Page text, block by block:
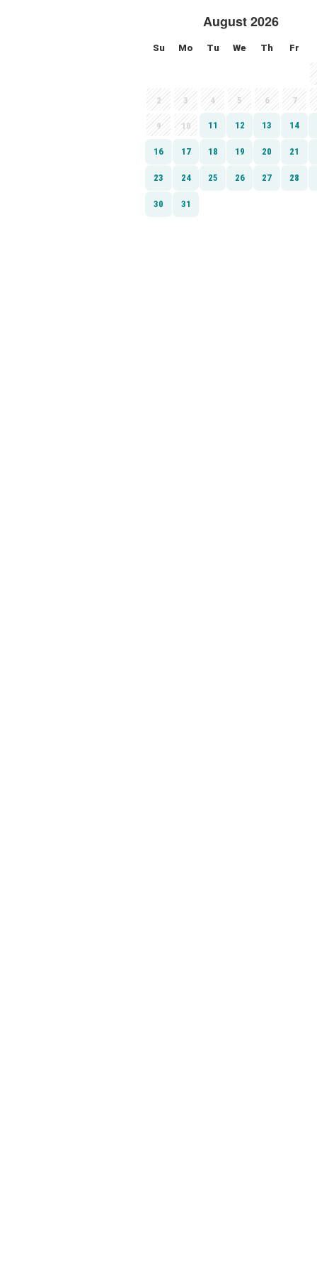
August 2026
Su Mo Tu We Th Fr
2 3 4 5 6 7
9 10 11 12 13 14
16 17 18 19 20 21
23 24 25 26 27 28
30 31